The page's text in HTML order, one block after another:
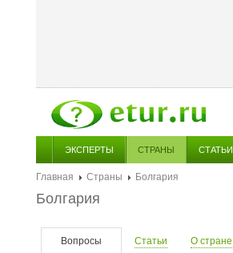
ЭКСПЕРТЫ СТРАНЫ СТАТЬИ
Главная Страны
Болгария
Болгария
Вопросы Статьи О стране